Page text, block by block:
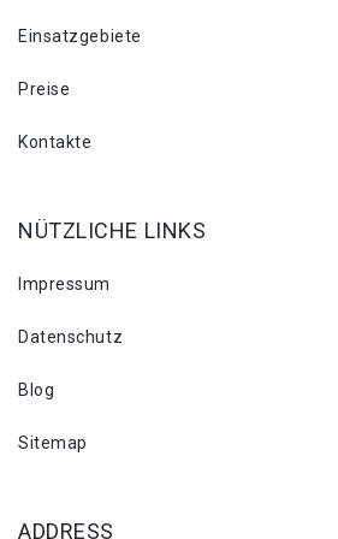
Einsatzgebiete
Preise
Kontakte
NÜTZLICHE LINKS
Impressum
Datenschutz
Blog
Sitemap
ADDRESS